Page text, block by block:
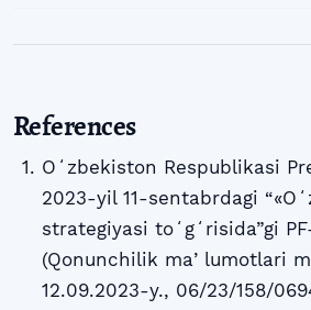
References
Oʻzbekiston Respublikasi
2023-yil 11-sentabrdagi
strategiyasi toʻgʻrisida”gi
(Qonunchilik maʼlumotlari
12.09.2023-y., 06/23/158/